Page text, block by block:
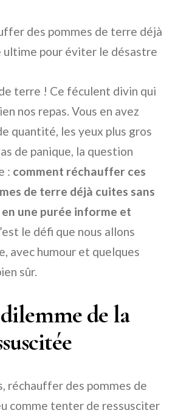
des pommes de terre déjà
ultime pour éviter le désastre
terre ! Ce féculent divin qui
nos repas. Vous en avez
quantité, les yeux plus gros
de panique, la question
: comment réchauffer ces
de terre déjà cuites sans
une purée informe et
le défi que nous allons
avec humour et quelques
sûr.
de la
réchauffer des pommes de
comme tenter de ressusciter